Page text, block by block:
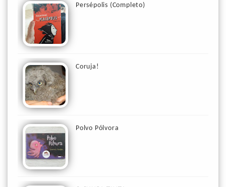
Persépolis (Completo)
Coruja!
Polvo Pólvora